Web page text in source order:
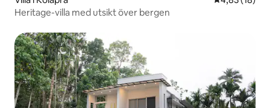
Heritage-villa med utsikt över bergen